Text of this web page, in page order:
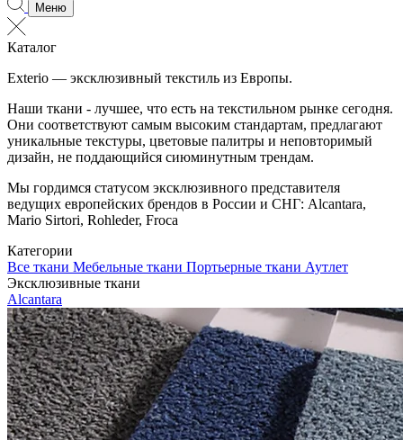
Меню
Каталог
Exterio — эксклюзивный текстиль из Европы.
Наши ткани - лучшее, что есть на текстильном рынке сегодня.
Они соответствуют самым высоким стандартам, предлагают
уникальные текстуры, цветовые палитры и неповторимый
дизайн, не поддающийся сиюминутным трендам.
Мы гордимся статусом эксклюзивного представителя
ведущих европейских брендов в России и СНГ: Alcantara,
Mario Sirtori, Rohleder, Froca
Категории
Все ткани Мебельные ткани Портьерные ткани Аутлет
Эксклюзивные ткани
Alcantara